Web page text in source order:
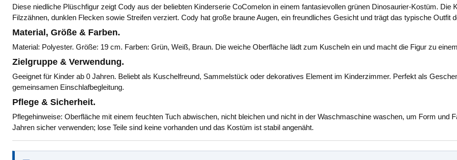
Diese niedliche Plüschfigur zeigt Cody aus der beliebten Kinderserie CoComelon in einem fantasievollen grünen Dinosaurier-Kostüm.
Filzzähnen, dunklen Flecken sowie Streifen verziert. Cody hat große braune Augen, ein freundliches Gesicht und trägt das typische Outfit
Material, Größe & Farben.
Material: Polyester. Größe: 19 cm. Farben: Grün, Weiß, Braun. Die weiche Oberfläche lädt zum Kuscheln ein und macht die Figur zu
Zielgruppe & Verwendung.
Geeignet für Kinder ab 0 Jahren. Beliebt als Kuschelfreund, Sammelstück oder dekoratives Element im Kinderzimmer. Perfekt als
gemeinsamen Einschlafbegleitung.
Pflege & Sicherheit.
Pflegehinweise: Oberfläche mit einem feuchten Tuch abwischen, nicht bleichen und nicht in der Waschmaschine waschen, um Form und
Jahren sicher verwenden; lose Teile sind keine vorhanden und das Kostüm ist stabil angenäht.